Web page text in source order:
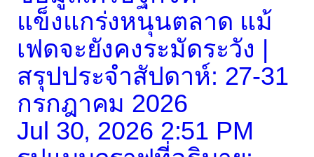
แข็งแกร่งหนุนตลาด แม้
เฟดจะยังคงระมัดระวัง |
สรุปประจำสัปดาห์: 27-31
กรกฎาคม 2026
Jul 30, 2026 2:51 PM